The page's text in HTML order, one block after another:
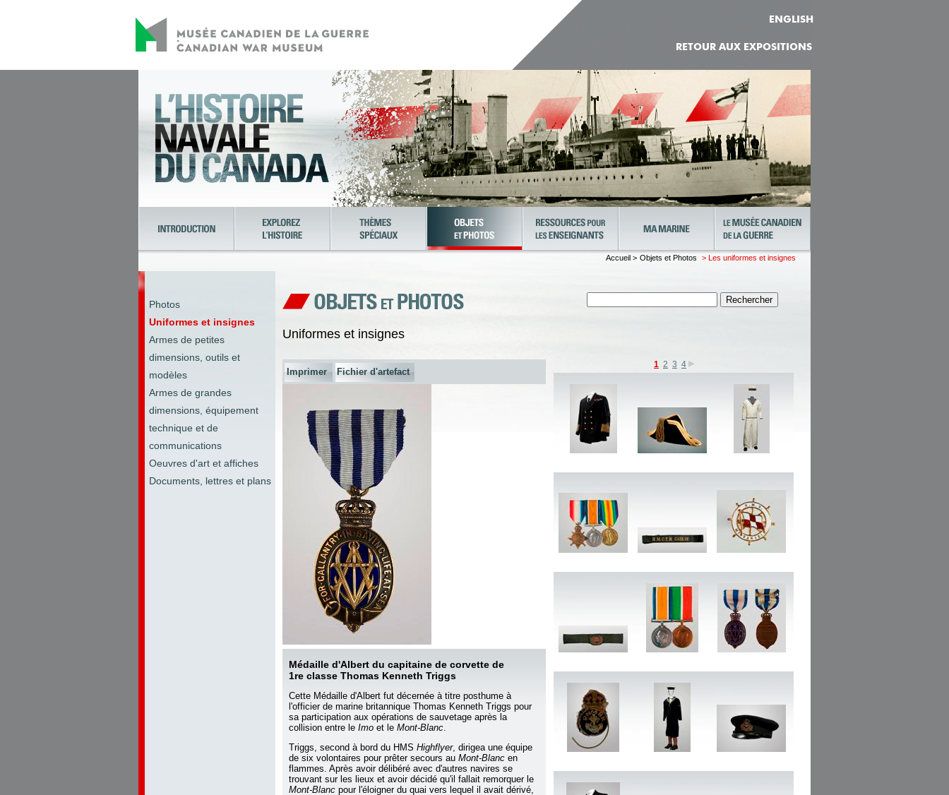
ENGLISH
RETOUR AUX EXPOSITIONS
Accueil > Objets et Photos > Les uniformes et insignes
Photos
Uniformes et insignes
Armes de petites
dimensions, outils et
modèles
Armes de grandes
dimensions, équipement
technique et de
communications
Oeuvres d'art et affiches
Documents, lettres et plans
Uniformes et insignes
Imprimer Fichier d'artefact
Médaille d'Albert du capitaine de corvette de
1re classe Thomas Kenneth Triggs
Cette Médaille d'Albert fut décernée à titre posthume à
l'officier de marine britannique Thomas Kenneth Triggs pour
sa participation aux opérations de sauvetage après la
collision entre le Imo et le Mont-Blanc.
Triggs, second à bord du HMS Highflyer, dirigea une équipe
de six volontaires pour prêter secours au Mont-Blanc en
flammes. Après avoir délibéré avec d'autres navires se
trouvant sur les lieux et avoir décidé qu'il fallait remorquer le
Mont-Blanc pour l'éloigner du quai vers lequel il avait dérivé,
1 2 3 4